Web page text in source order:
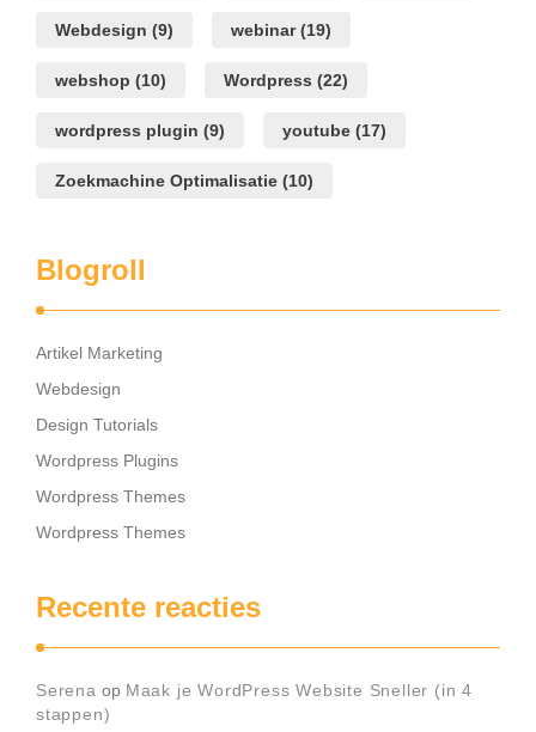
Webdesign (9) webinar(19)
webshop (10) Wordpress (22)
wordpress plugin (9) youtube (17)
Zoekmachine Optimalisatie (10)
Blogroll
Artikel Marketing
Webdesign
Design Tutorials
Wordpress Plugins
Wordpress Themes
Wordpress Themes
Recente reacties
Serena op Maak je WordPress Website Sneller (in 4
stappen)